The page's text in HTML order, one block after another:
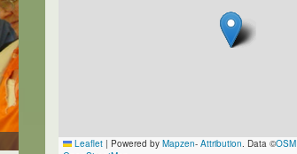
Leaflet | Powered by Mapzen- Attribution. Data ©OSM